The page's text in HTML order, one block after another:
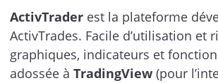
ActivTraderest la plateforme
ActivTrades. Facile d’utilisation et
graphiques, indicateurs et
adossée à TradingView(pour